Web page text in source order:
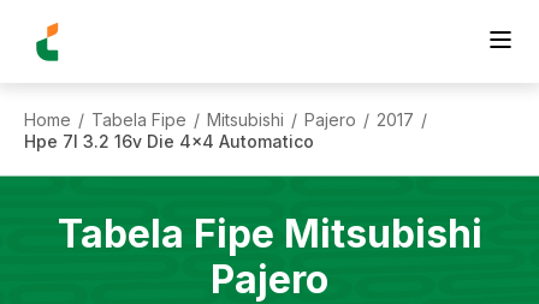
Home / Tabela Fipe / Mitsubishi / Pajero / 2017 /
Hpe 7l 3.2 16v Die 4x4 Automatico
Tabela Fipe Mitsubishi
Pajero